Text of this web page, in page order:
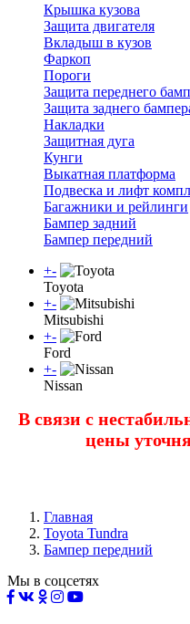
Крышка кузова
Защита двигателя
Вкладыш в кузов
Фаркоп
Пороги
Защита переднего
Защита заднего
Накладки
Защитная дуга
Кунги
Выкатная платформа
Подвеска и лифт
Багажники и рейлинги
Бампер задний
Бампер передний
+-
Toyota
+-
Mitsubishi
+-
Ford
+-
Nissan
В связи с
цены
Главная
Toyota Tundra
Бампер передний
Мы в соцсетях